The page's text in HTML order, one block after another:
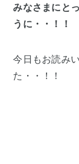
みなさまにと
うに・・！！
今日もお読み
た・・！！